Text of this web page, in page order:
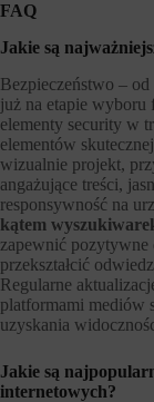
FAQ
Jakie są
Bezpieczeństwo –
już na etapie wyboru
elementy security w
elementów
wizualnie projekt,
angażujące treści,
responsywność na
kątem
zapewnić
przekształcić
Regularne
platformami mediów
uzyskania
Jakie są
internetowych?